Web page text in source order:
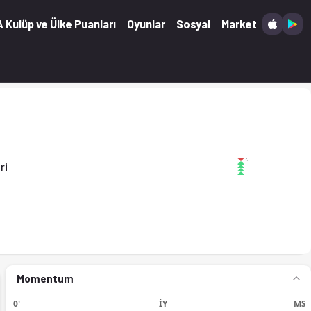
Kulüp ve Ülke Puanları Oyunlar Sosyal Market
Momentum
0' İY MS